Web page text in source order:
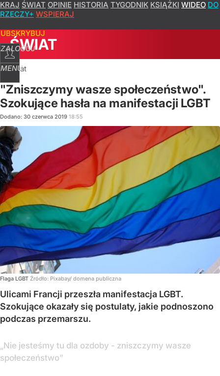
KRAJ ŚWIAT OPINIE HISTORIA TYGODNIK KSIĄŻKI WIDEO DO
RZECZY+ WSPIERAJ
ZALOGUJ
MENU
ŚWIAT
Świat
"Zniszczymy wasze społeczeństwo".
Szokujące hasła na manifestacji LGBT
Dodano: 30 czerwca 2019 18:55
Flaga LGBT Źródło: Pixabay/ domena publiczna
Ulicami Francji przeszła manifestacja LGBT.
Szokujące okazały się postulaty, jakie podnoszono
podczas przemarszu.
„Nie jesteśmy tu dla ozdoby - zniszczymy wasze
społeczeństwo”